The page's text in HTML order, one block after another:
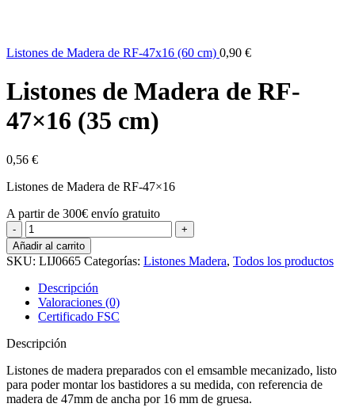
Listones de Madera de RF-47x16 (60 cm) 0,90 €
Listones de Madera de RF-
47×16 (35 cm)
0,56 €
Listones de Madera de RF-47×16
A partir de 300€ envío gratuito
Listones
de
Madera
de
RF-
47x16
(35
cm)
cantidad
Añadir al carrito
SKU: LIJ0665 Categorías: Listones Madera, Todos los productos
Descripción
Valoraciones (0)
Certificado FSC
Descripción
Listones de madera preparados con el emsamble mecanizado, listo
para poder montar los bastidores a su medida, con referencia de
madera de 47mm de ancha por 16 mm de gruesa.